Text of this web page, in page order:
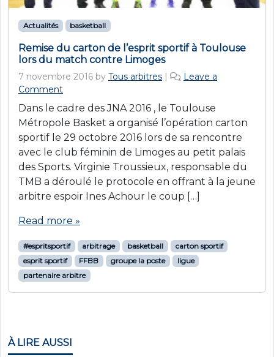
Actualités basketball
Remise du carton de l’esprit sportif à Toulouse
lors du match contre Limoges
7 novembre 2016 by Tous arbitres |
Leave a
Comment
Dans le cadre des JNA 2016 , le Toulouse
Métropole Basket a organisé l’opération carton
sportif le 29 octobre 2016 lors de sa rencontre
avec le club féminin de Limoges au petit palais
des Sports. Virginie Troussieux, responsable du
TMB a déroulé le protocole en offrant à la jeune
arbitre espoir Ines Achour le coup […]
Read more »
#espritsportif arbitrage basketball
carton sportif
esprit sportif
FFBB groupe la poste
ligue
partenaire arbitre
À LIRE AUSSI